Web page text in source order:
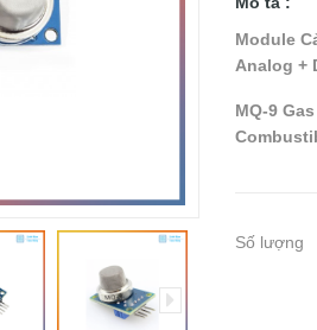
Module
Analog +
MQ-9
Số lượng